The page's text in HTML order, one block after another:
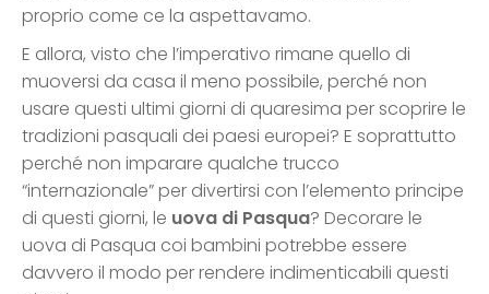
proprio come ce la aspettavamo.
E allora, visto che l’imperativo rimane quello di
muoversi da casa il meno possibile, perché non
usare questi ultimi giorni di quaresima per scoprire le
tradizioni pasquali dei paesi europei? E soprattutto
perché non imparare qualche trucco
“internazionale” per divertirsi con l’elemento principe
di questi giorni, le uova di Pasqua? Decorare le
uova di Pasqua coi bambini potrebbe essere
davvero il modo per rendere indimenticabili questi